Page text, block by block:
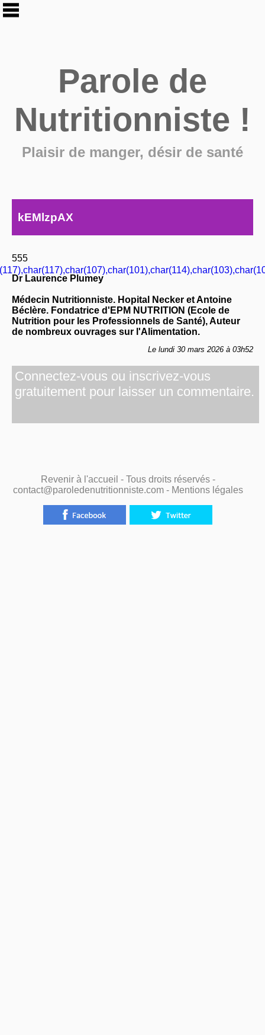
Parole de
Nutritionniste !
Plaisir de manger, désir de santé
kEMlzpAX
555
Dr Laurence Plumey
Médecin Nutritionniste. Hopital Necker et Antoine
Béclère. Fondatrice d'EPM NUTRITION (Ecole de
Nutrition pour les Professionnels de Santé), Auteur
de nombreux ouvrages sur l'Alimentation.
Le lundi 30 mars 2026 à 03h52
Connectez-vous ou inscrivez-vous
gratuitement pour laisser un commentaire.
Revenir à l'accueil - Tous droits réservés -
contact@paroledenutritionniste.com - Mentions légales